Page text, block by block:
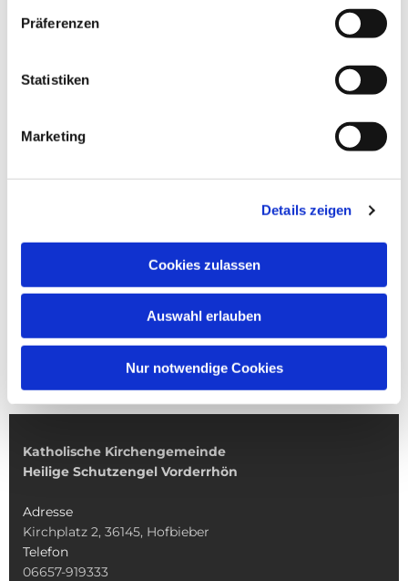
Präferenzen
Statistiken
Marketing
Details zeigen
Cookies zulassen
Auswahl erlauben
Nur notwendige Cookies
Katholische Kirchengemeinde
Heilige Schutzengel Vorderrhön
Adresse
Kirchplatz 2, 36145, Hofbieber
Telefon
06657-919333